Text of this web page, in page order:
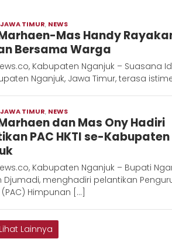
JAWA TIMUR, NEWS
Hadi
Mas Handy
Bersama Warga
Kabupaten Nganjuk – Suasana
Nganjuk, Jawa Timur, terasa
JAWA TIMUR, NEWS
Hadi
dan Mas Ony Hadiri
PAC HKTI se-Kabupaten
Kabupaten Nganjuk – Bupati
Djumadi, menghadiri pelantikan
Himpunan […]
Lihat Lainnya